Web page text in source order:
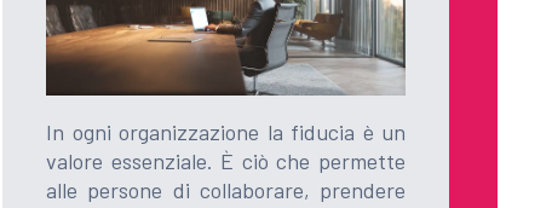
In ogni organizzazione la fiducia è un
valore essenziale. È ciò che permette
alle persone di collaborare, prendere